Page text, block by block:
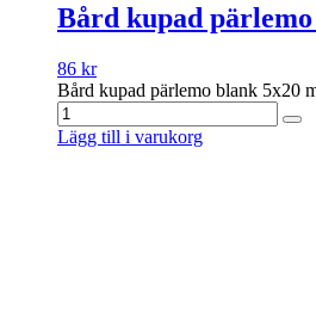
Bård kupad
86 kr
Bård kupad pärlemo blank 5x20
Lägg till i varukorg